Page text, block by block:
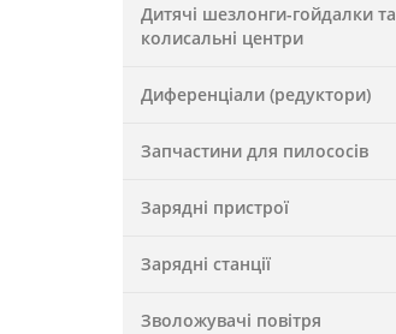
Дитячі шезлонги-гойдалки та
колисальні центри
Диференціали (редуктори)
Запчастини для пилососів
Зарядні пристрої
Зарядні станції
Зволожувачі повітря